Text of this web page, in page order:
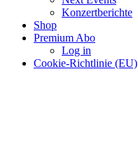
Konzertberichte
Shop
Premium Abo
Log in
Cookie-Richtlinie (EU)